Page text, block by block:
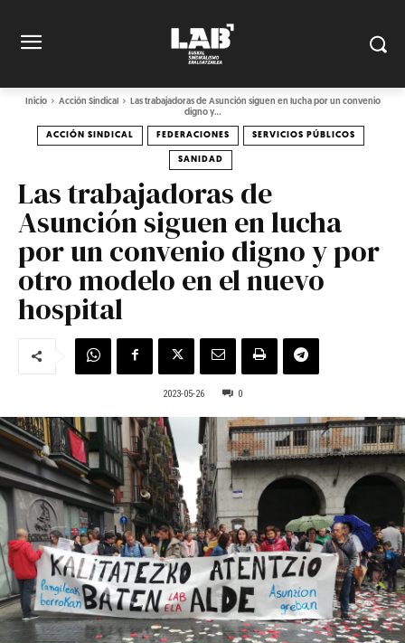
Inicio Acción Sindical
Las trabajadoras de Asunción siguen en lucha por un convenio
digno y...
ACCIÓN SINDICAL FEDERACIONES SERVICIOS PÚBLICOS
SANIDAD
Las trabajadoras de
Asunción siguen en lucha
por un convenio digno y por
otro modelo en el nuevo
hospital
2023-05-26 0